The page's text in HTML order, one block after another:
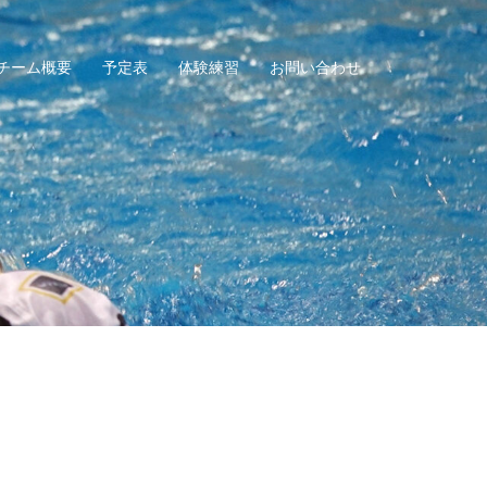
ーム概要 予定表 体験練習 お問い合わせ